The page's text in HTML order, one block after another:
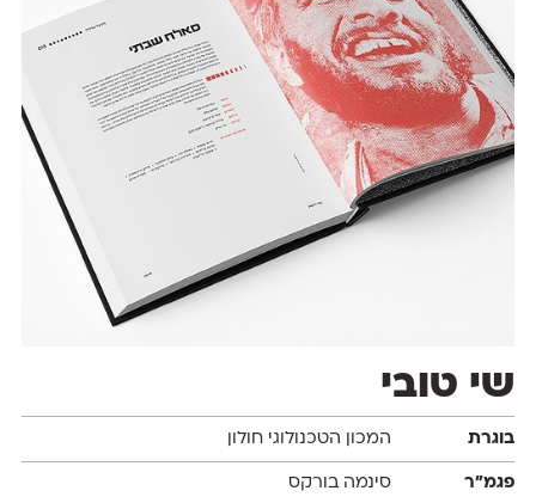
שי טובי
בוגרת המכון הטכנולוגי חולון
פגמ״ר סינמה בורקס